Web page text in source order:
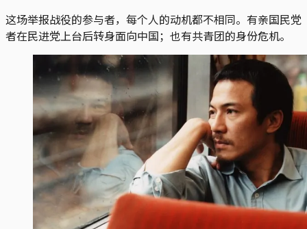
这场举报战役的参与者，每个人的动机都不相同。有亲国民党
者在民进党上台后转身面向中国；也有共青团的身份危机。